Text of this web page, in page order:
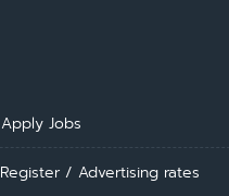
Apply Jobs
Register / Advertising rates